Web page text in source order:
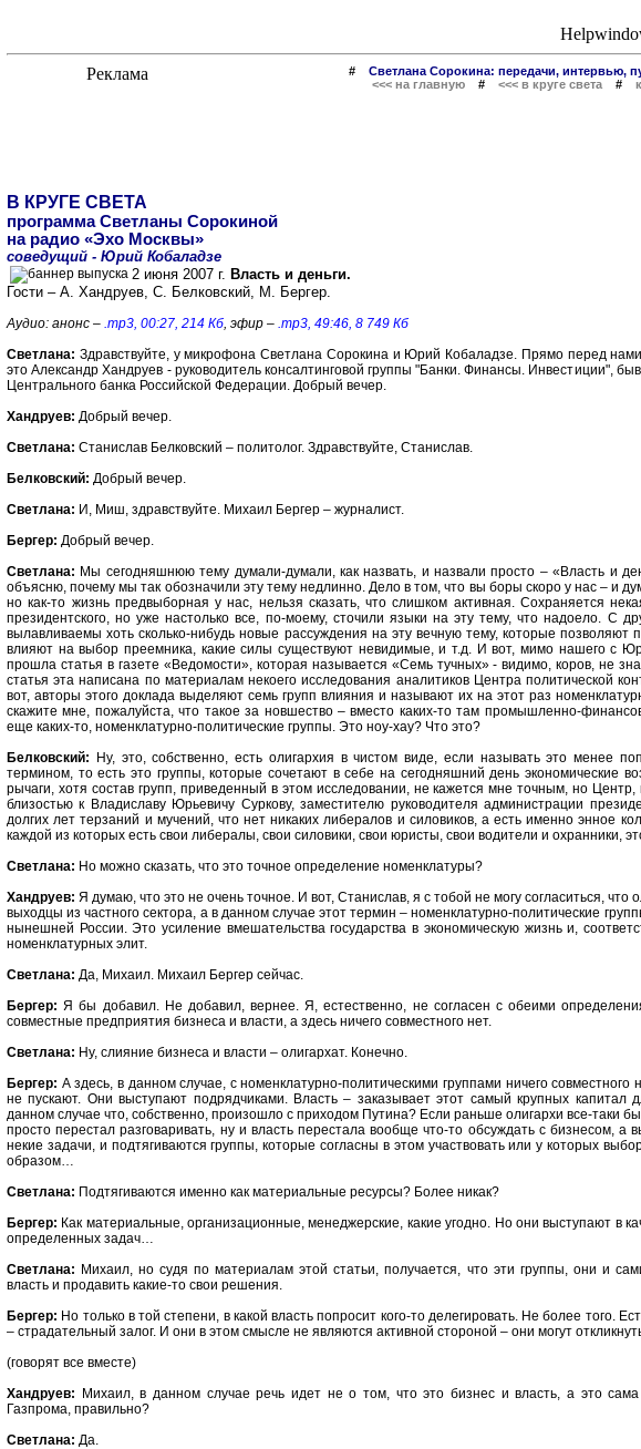
# Светлана Сорокина: передачи, интервью,
<<< на главную# <<< в круге света#
В КРУГЕ СВЕТА
программа Светланы Сорокиной
на радио «Эхо Москвы»
соведущий - Юрий Кобаладзе
2 июня 2007 г. Власть и деньги.
Гости – А. Хандруев, С. Белковский, М. Бергер.
Аудио: анонс – .mp3, 00:27, 214 Кб, эфир – .mp3, 49:46, 8 749 Кб
Светлана: Здравствуйте, у микрофона Светлана Сорокина и Юрий Кобаладзе. Прямо перед нами
это Александр Хандруев - руководитель консалтинговой группы "Банки. Финансы. Инвестиции",
Центрального банка Российской Федерации. Добрый вечер.
Хандруев: Добрый вечер.
Светлана: Станислав Белковский – политолог. Здравствуйте, Станислав.
Белковский: Добрый вечер.
Светлана: И, Миш, здравствуйте. Михаил Бергер – журналист.
Бергер: Добрый вечер.
Светлана: Мы сегодняшнюю тему думали-думали, как назвать, и назвали просто – «Власть и
объясню, почему мы так обозначили эту тему недлинно. Дело в том, что вы боры скоро у нас – и
но как-то жизнь предвыборная у нас, нельзя сказать, что слишком активная. Сохраняется
президентского, но уже настолько все, по-моему, сточили языки на эту тему, что надоело. С
вылавливаемы хоть сколько-нибудь новые рассуждения на эту вечную тему, которые позволяют
влияют на выбор преемника, какие силы существуют невидимые, и т.д. И вот, мимо нашего с
прошла статья в газете «Ведомости», которая называется «Семь тучных» - видимо, коров, не
статья эта написана по материалам некоего исследования аналитиков Центра политической
вот, авторы этого доклада выделяют семь групп влияния и называют их на этот раз
скажите мне, пожалуйста, что такое за новшество – вместо каких-то там промышленно-
еще каких-то, номенклатурно-политические группы. Это ноу-хау? Что это?
Белковский: Ну, это, собственно, есть олигархия в чистом виде, если называть это менее
термином, то есть это группы, которые сочетают в себе на сегодняшний день экономические
рычаги, хотя состав групп, приведенный в этом исследовании, не кажется мне точным, но
близостью к Владиславу Юрьевичу Суркову, заместителю руководителя администрации
долгих лет терзаний и мучений, что нет никаких либералов и силовиков, а есть именно энное
каждой из которых есть свои либералы, свои силовики, свои юристы, свои водители и охранники,
Светлана: Но можно сказать, что это точное определение номенклатуры?
Хандруев: Я думаю, что это не очень точное. И вот, Станислав, я с тобой не могу согласиться, что
выходцы из частного сектора, а в данном случае этот термин – номенклатурно-политические
нынешней России. Это усиление вмешательства государства в экономическую жизнь и,
номенклатурных элит.
Светлана: Да, Михаил. Михаил Бергер сейчас.
Бергер: Я бы добавил. Не добавил, вернее. Я, естественно, не согласен с обеими
совместные предприятия бизнеса и власти, а здесь ничего совместного нет.
Светлана: Ну, слияние бизнеса и власти – олигархат. Конечно.
Бергер: А здесь, в данном случае, с номенклатурно-политическими группами ничего совместного
не пускают. Они выступают подрядчиками. Власть – заказывает этот самый крупных капитал
данном случае что, собственно, произошло с приходом Путина? Если раньше олигархи все-таки
просто перестал разговаривать, ну и власть перестала вообще что-то обсуждать с бизнесом, а
некие задачи, и подтягиваются группы, которые согласны в этом участвовать или у которых
образом…
Светлана: Подтягиваются именно как материальные ресурсы? Более никак?
Бергер: Как материальные, организационные, менеджерские, какие угодно. Но они выступают в
определенных задач…
Светлана: Михаил, но судя по материалам этой статьи, получается, что эти группы, они и
власть и продавить какие-то свои решения.
Бергер: Но только в той степени, в какой власть попросит кого-то делегировать. Не более того.
– страдательный залог. И они в этом смысле не являются активной стороной – они могут
(говорят все вместе)
Хандруев: Михаил, в данном случае речь идет не о том, что это бизнес и власть, а это
Газпрома, правильно?
Светлана: Да.